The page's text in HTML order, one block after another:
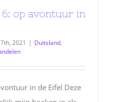
6: op avontuur in
2021 | Duitsland,
in de Eifel Deze